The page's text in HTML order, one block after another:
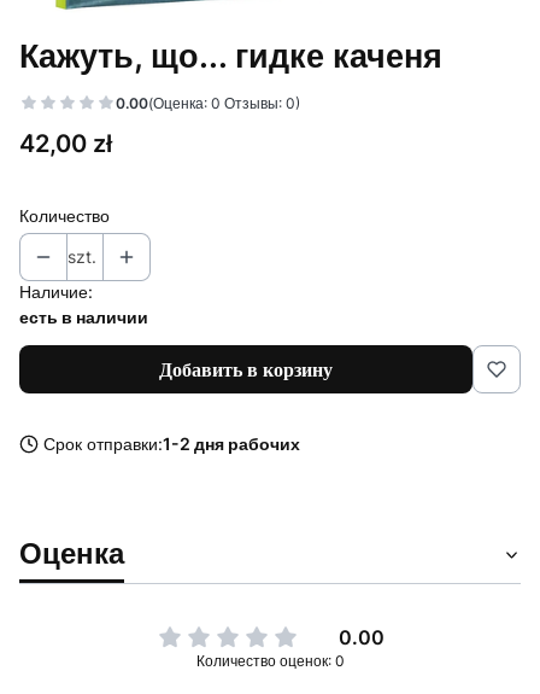
Кажуть, що... гидке каченя
0.00(Оценка: 0 Отзывы: 0)
Цена
42,00 zł
Количество
szt.
Наличие:
есть в наличии
Добавить в корзину
Срок отправки:1-2 дня рабочих
Оценка
0.00
Количество оценок: 0